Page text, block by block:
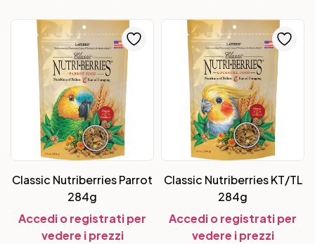
Classic Nutriberries Parrot
284g
Accedi o registrati per
vedere i prezzi
Classic Nutriberries KT/TL
284g
Accedi o registrati per
vedere i prezzi